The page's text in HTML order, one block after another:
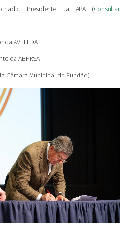
, Presidente da APA (Consultar
da AVELEDA
da ABPRSA
Câmara Municipal do Fundão)